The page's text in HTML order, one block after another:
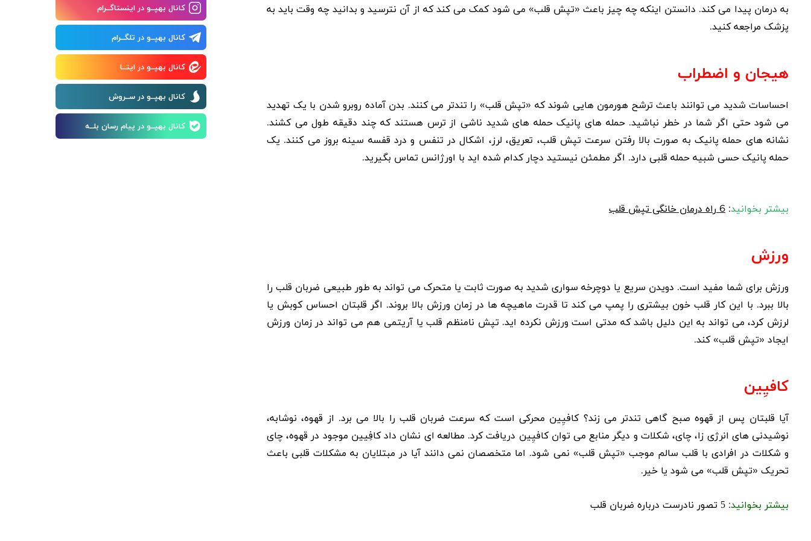
به درمان پیدا می کند. دانستن اینکه چه چیز باعث «تپش قلب» می شود کمک می کند که از آن نترسید و بدانید چه وقت باید به
پزشک مراجعه کنید.
هیجان و اضطراب
احساسات شدید می توانند باعث ترشح هورمون هایی شوند که «تپش قلب» را تندتر می کنند. بدن آماده روبرو شدن با یک تهدید
می شود حتی اگر شما در خطر نباشید. حمله های پانیک حمله های شدید ناشی از ترس هستند که چند دقیقه طول می کشند.
نشانه های حمله پانیک به صورت بالا رفتن سرعت تپش قلب، تعریق، لرز، اشکال در تنفس و درد قفسه سینه بروز می کنند. یک
حمله پانیک حسی شبیه حمله قلبی دارد. اگر مطمئن نیستید دچار کدام شده اید با اورژانس تماس بگیرید.
بیشتر بخوانید: 6 راه درمان خانگی تپش قلب
ورزش
ورزش برای شما مفید است. دویدن سریع یا دوچرخه سواری شدید به صورت ثابت یا متحرک می تواند به طور طبیعی ضربان قلب را
بالا ببرد. با این کار قلب خون بیشتری را پمپ می کند تا قدرت ماهیچه ها در زمان ورزش بالا بروند. اگر قلبتان احساس کوبش یا
لرزش کرد، می تواند به این دلیل باشد که مدتی است ورزش نکرده اید. تپش نامنظم قلب یاآریتمی هم می تواند در زمان ورزش
ایجاد «تپش قلب» کند.
کافیِین
آیا قلبتان پس از قهوه صبح گاهی تندتر می زند؟ کافیِین محرکی است که سرعت ضربان قلب را بالا می برد. از قهوه، نوشابه،
نوشیدنی های انرژی زا، چای، شکلات و دیگر منابع می توان کافیِین دریافت کرد. مطالعه ای نشان داد کافِیین موجود در قهوه، چای
و شکلات در افرادی با قلب سالم موجب «تپش قلب» نمی شود. اما متخصصان نمی دانند آیا در مبتلایان به مشکلات قلبی باعث
تحریک «تپش قلب» می شود یا خیر.
بیشتر بخوانید: 5 تصور نادرست درباره ضربان قلب
کانال بهپــو در اینستاگــرام
کانال بهپــو در تلگــرام
کانال بهپــو در ایتــا
کانال بهپــو در ســروش
کانال بهپــو در پیام رسان بلــه